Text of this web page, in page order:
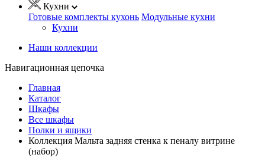
Кухни
Готовые комплекты кухонь Модульные кухни
Кухни
Наши коллекции
Навигационная цепочка
Главная
Каталог
Шкафы
Все шкафы
Полки и ящики
Коллекция Мальта задняя стенка к пеналу витрине
(набор)